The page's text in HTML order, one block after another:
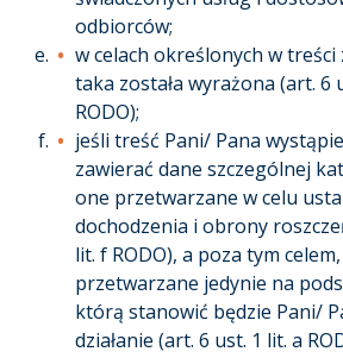
odbiorców;
w celach określonych w treści
taka została wyrażona (art. 6
RODO);
jeśli treść Pani/ Pana
zawierać dane szczególnej
one przetwarzane w celu
dochodzenia i obrony
lit. f RODO), a poza tym
przetwarzane jedynie na
którą stanowić będzie Pani/
działanie (art. 6 ust. 1 lit. a